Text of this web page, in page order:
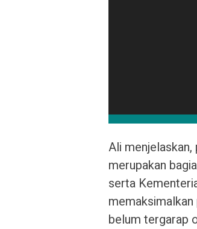
Ali
merupakan
serta
belum tergarap